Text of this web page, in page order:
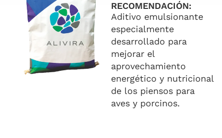
RECOMENDACIÓN:
Aditivo emulsionante
especialmente
desarrollado para
mejorar el
aprovechamiento
energético y nutricional
de los piensos para
aves y porcinos.